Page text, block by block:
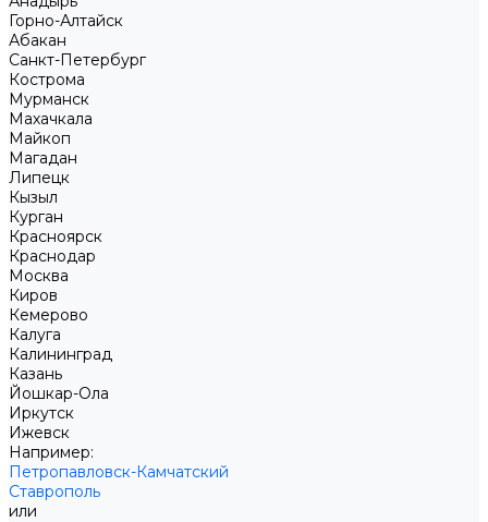
Горно-Алтайск
Абакан
Санкт-Петербург
Кострома
Мурманск
Махачкала
Майкоп
Магадан
Липецк
Кызыл
Курган
Красноярск
Краснодар
Москва
Киров
Кемерово
Калуга
Калининград
Казань
Йошкар-Ола
Иркутск
Ижевск
Например:
Петропавловск-Камчатский
Ставрополь
или